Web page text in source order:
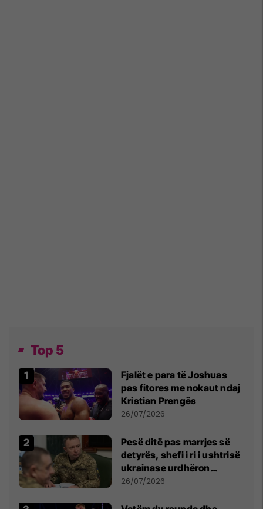
Top 5
Fjalët e para të Joshuas
pas fitores me nokaut ndaj
Kristian Prengës
26/07/2026
Pesë ditë pas marrjes së
detyrës, shefi i ri i ushtrisë
ukrainase urdhëron
kontroll të madh
26/07/2026